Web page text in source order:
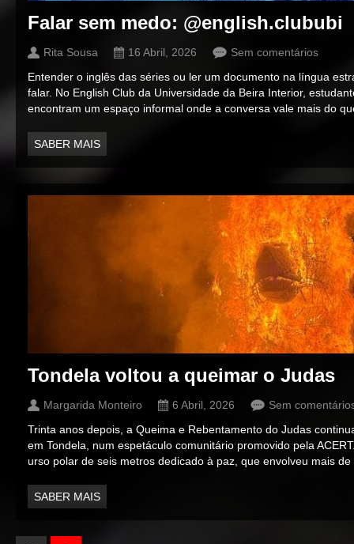
Falar sem medo: @english.clububi
Rita Sousa 16 Abril, 2026
Sem comentários
Entender o inglês das séries ou ler um documento na língua
falar. No English Club da Universidade da Beira Interior,
encontram um espaço informal onde a conversa vale mais do
SABER MAIS
Tondela voltou a queimar o Judas
Margarida Monteiro 6 Abril, 2026
Sem
Trinta anos depois, a Queima e Rebentamento do Judas
em Tondela, num espetáculo comunitário promovido pela
urso polar de seis metros dedicado à paz, que envolveu mais
SABER MAIS